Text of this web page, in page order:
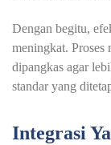
Dengan begitu,
meningkat. Proses
dipangkas agar
standar yang
Integrasi